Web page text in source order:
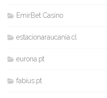
EmirBet Casino
estacionaraucania.cl
eurona.pt
fabius.pt